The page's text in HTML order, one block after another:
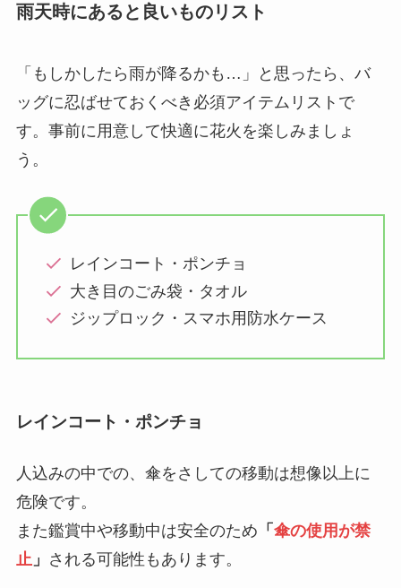
雨天時にあると良いものリスト
「もしかしたら雨が降るかも…」と思ったら、バ
ッグに忍ばせておくべき必須アイテムリストで
す。事前に用意して快適に花火を楽しみましょ
う。
レインコート・ポンチョ
大き目のごみ袋・タオル
ジップロック・スマホ用防水ケース
レインコート・ポンチョ
人込みの中での、傘をさしての移動は想像以上に
危険です。
また鑑賞中や移動中は安全のため 「 傘の使用が禁
止」 される可能性もあります。